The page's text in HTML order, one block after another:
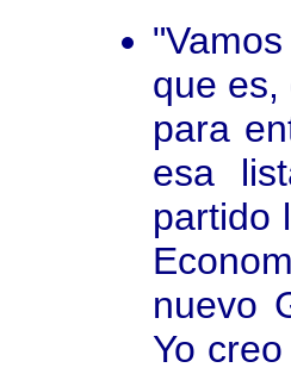
que es,
para
esa
partido
nuevo
Yo